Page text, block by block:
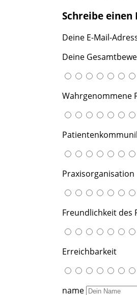
Schreibe einen
Deine E-Mail-
Deine
Wahrgenommene
Praxisorganisation
Freundlichkeit des
Erreichbarkeit
name